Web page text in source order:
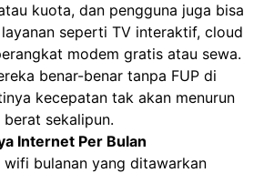
kuota, dan pengguna juga bisa
seperti TV interaktif, cloud
modem gratis atau sewa.
benar-benar tanpa FUP di
kecepatan tak akan menurun
sekalipun.
Internet Per Bulan
wifi bulanan yang ditawarkan